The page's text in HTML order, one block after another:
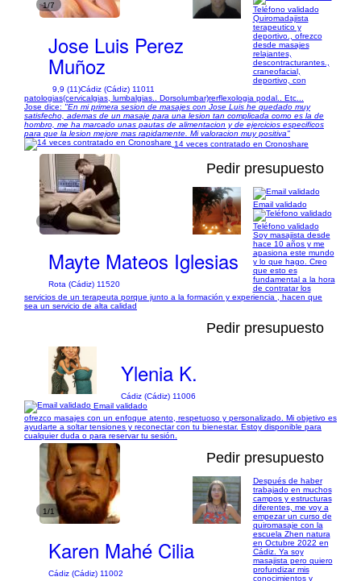
1/7
Jose Luis Perez
Muñoz
9,9 (11)Cádiz (Cádiz) 11011
Teléfono validado
Quiromadajista
terapeutico y
deportivo., ofrezco
desde masajes
relajantes,
descontracturantes.,
craneofacial,
deportivo, con
patologias(cervicalgias, lumbalgias.. Dorsolumbar)rerflexologia podal.. Etc...
Jose dice: "En mi primera sesion de masajes con Jose Luis he quedado muy
satisfecho, ademas de un masaje para una lesion tan complicada como es la de
hombro, me ha marcado unas pautas de alimentacion y de ejercicios especificos
para que la lesion mejore mas rapidamente. Mi valoracion muy positiva"
14 veces contratado en Cronoshare
1/2
Pedir presupuesto
Mayte Mateos Iglesias
Rota (Cádiz) 11520
Email validado
Teléfono validado
Soy masajista desde
hace 10 años y me
apasiona este mundo
y lo que hago. Creo
que esto es
fundamental a la hora
de contratar los
servicios de un terapeuta porque junto a la formación y experiencia , hacen que
sea un servicio de alta calidad
Pedir presupuesto
Ylenia K.
Cádiz (Cádiz) 11006
Email validado
ofrezco masajes con un enfoque atento, respetuoso y personalizado. Mi objetivo es
ayudarte a soltar tensiones y reconectar con tu bienestar. Estoy disponible para
cualquier duda o para reservar tu sesión.
1/1
Pedir presupuesto
Karen Mahé Cilia
Cádiz (Cádiz) 11002
Después de haber
trabajado en muchos
campos y estructuras
diferentes, me voy a
empezar un curso de
quiromasaje con la
escuela Zhen natura
en Octubre 2022 en
Cádiz. Ya soy
masajista pero quiero
profundizar mis
conocimientos y